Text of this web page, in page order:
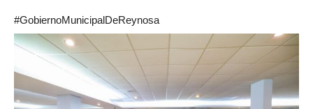
#GobiernoMunicipalDeReynosa